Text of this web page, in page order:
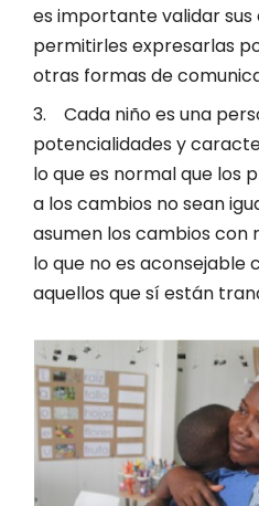
es importante validar sus
permitirles expresarlas
otras formas de
3. Cada niño es una
potencialidades y
lo que es normal que los
a los cambios no sean
asumen los cambios con
lo que no es aconsejable
aquellos que sí están